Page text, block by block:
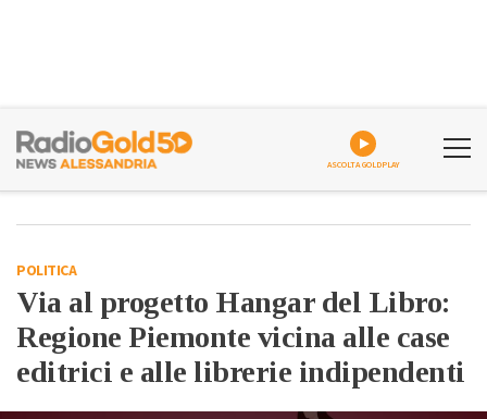
ASCOLTA GOLDPLAY
POLITICA
Via al progetto Hangar del Libro:
Regione Piemonte vicina alle case
editrici e alle librerie indipendenti